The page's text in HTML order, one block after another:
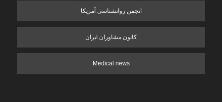
انجمن روانشناسی آمریکا
کانون مشاوران ایران
Medical news